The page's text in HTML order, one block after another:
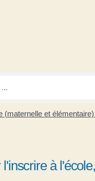
(maternelle et élémentaire)
à